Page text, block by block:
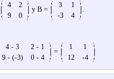
4
2
9
0
y B =
3
1
-3
4
.
4 - 3
2 - 1
9 - (-3)
0 - 4
=
1
1
12
-4